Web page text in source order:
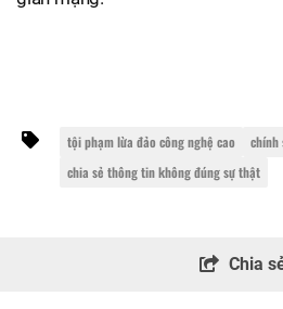
tội phạm lừa đảo công nghệ cao chính
chia sẻ thông tin không đúng sự thật
Chia